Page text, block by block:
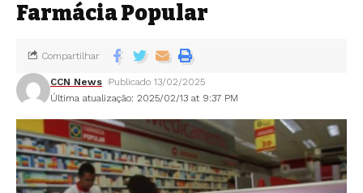
Farmácia Popular
Última atualização: 2025/02/13 at 9:37 PM
CCN News Publicado 13/02/2025
Compartilhar